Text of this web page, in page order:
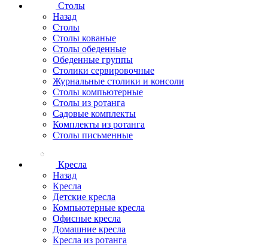
Столы
Назад
Столы
Столы кованые
Столы обеденные
Обеденные группы
Столики сервировочные
Журнальные столики и консоли
Столы компьютерные
Столы из ротанга
Садовые комплекты
Комплекты из ротанга
Столы письменные
Кресла
Назад
Кресла
Детские кресла
Компьютерные кресла
Офисные кресла
Домашние кресла
Кресла из ротанга